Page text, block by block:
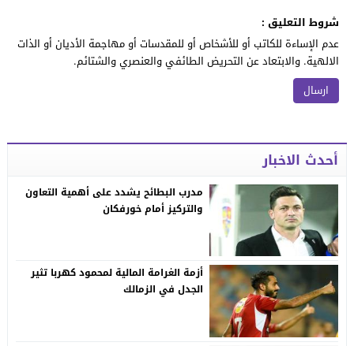
شروط التعليق :
عدم الإساءة للكاتب أو للأشخاص أو للمقدسات أو مهاجمة الأديان أو الذات
الالهية. والابتعاد عن التحريض الطائفي والعنصري والشتائم.
أحدث الاخبار
مدرب البطائح يشدد على أهمية التعاون
والتركيز أمام خورفكان
أزمة الغرامة المالية لمحمود كهربا تثير
الجدل في الزمالك